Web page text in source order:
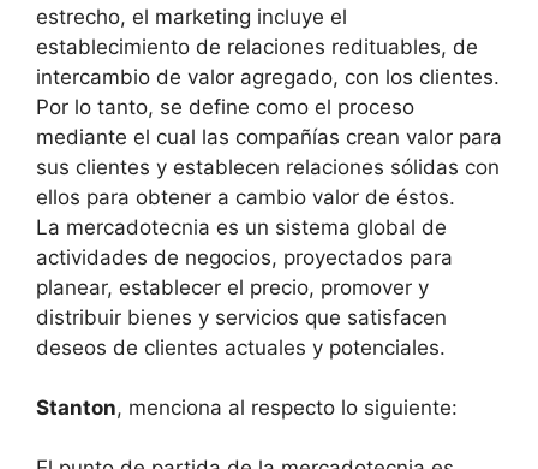
estrecho, el marketing incluye el
establecimiento de relaciones redituables, de
intercambio de valor agregado, con los clientes.
Por lo tanto, se define como el proceso
mediante el cual las compañías crean valor para
sus clientes y establecen relaciones sólidas con
ellos para obtener a cambio valor de éstos.
La mercadotecnia es un sistema global de
actividades de negocios, proyectados para
planear, establecer el precio, promover y
distribuir bienes y servicios que satisfacen
deseos de clientes actuales y potenciales.
Stanton, menciona al respecto lo siguiente: